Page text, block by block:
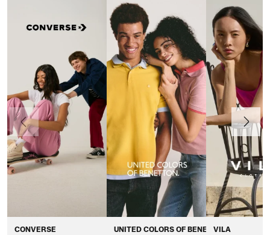
CONVERSE UNITED COLORS OF BENETTON
VILA
Precedente Avanti